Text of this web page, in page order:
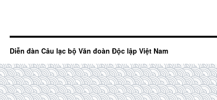
Diễn đàn Câu lạc bộ Văn đoàn Độc lập Việt Nam